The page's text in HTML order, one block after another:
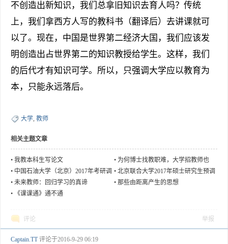
不创造出新知识，我们总拿旧知识去育人吗？传统
上，我们拿西方人写的教科书（翻译后）去讲课就可
以了。现在，中国是世界第二经济大国，我们应该发
明创造出占世界第二的知识教授给学生。这样，我们
的后代才有知识可学。所以，只强调大学应以教育为
本，只能永远落后。
大学, 教师
相关主题文章
• 我教本科生写论文 • 为何博士找教职难，大学招教师也
难？
• 中国石油大学（北京）2017年考研调
剂信息
• 北京联合大学2017年硕士研究生预调
剂
• 未来教师：回归学习的真谛 • 那些由距离产生的思想
•
《课课通》通不通
评论 举报
Captain.TT 评论于2016-9-29 06:19